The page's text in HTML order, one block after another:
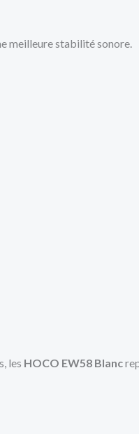
meilleure stabilité sonore.
les HOCO EW58 Blanc